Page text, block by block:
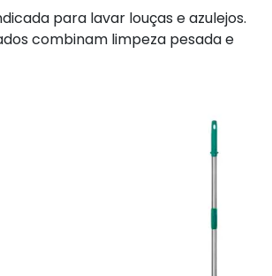
para lavar louças e azulejos.
combinam limpeza pesada e